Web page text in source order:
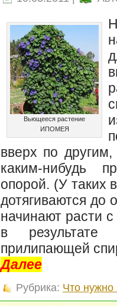
Вьющееся растение
ИПОМЕЯ
вверх по
каким-нибудь
опорой. (У таких
дотягиваются до
начинают расти
в результате
прилипающей
Далее
Рубрика: Что нужно